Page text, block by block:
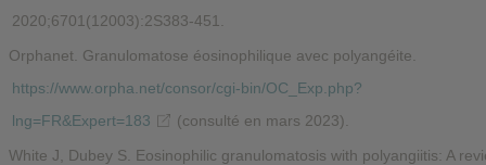
2020;6701(12003):2S383-451.
Orphanet. Granulomatose éosinophilique avec polyangéite.
https://www.orpha.net/consor/cgi-bin/OC_Exp.php?
lng=FR&Expert=183
(consulté en mars 2023).
White J, Dubey S. Eosinophilic granulomatosis with polyangiitis: A